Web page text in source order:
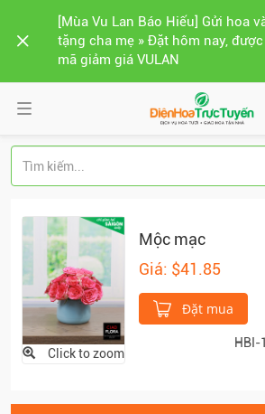
[Mùa Vu Lan Báo Hiếu] Gửi hoa
tặng cha mẹ » Đặt hôm nay,
mã giảm giá VULAN
Click to zoom
Mộc mạc
Giá: $41.85
Đặt mua
HBI-